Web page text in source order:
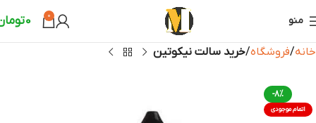
منو 0
0
خانه فروشگاه خرید سالت نیکوتین
-8%
اتمام موجودی